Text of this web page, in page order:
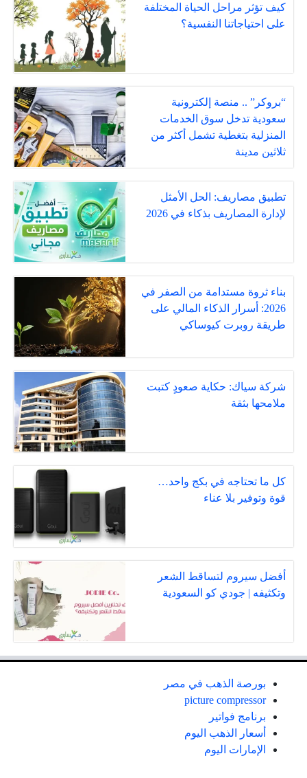
كيف تؤثر مراحل الحياة المختلفة
على احتياجاتنا النفسية؟
“بروكر” .. منصة إلكترونية
سعودية تدخل سوق الخدمات
المنزلية بتغطية تشمل أكثر من
ثلاثين مدينة
تطبيق مصاريف: الحل الأمثل
لإدارة المصاريف بذكاء في 2026
بناء ثروة مستدامة من الصفر في
2026: أسرار الذكاء المالي على
طريقة روبرت كيوساكي
شركة سياك: حكاية صعودٍ كتبت
ملامحها بثقة
كل ما تحتاجه في بكج واحد…
قوة وتوفير بلا عناء
أفضل سيروم لتساقط الشعر
وتكثيفه | جودي كو السعودية
بورصة الذهب في مصر
picture compressor
برنامج فواتير
أسعار الذهب اليوم
الإمارات اليوم